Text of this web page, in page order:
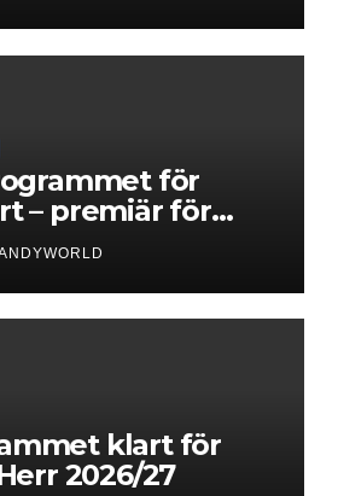
för
– premiär för
klart för
2026/27